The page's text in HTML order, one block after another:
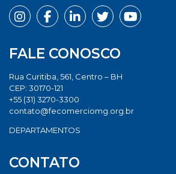
FALE CONOSCO
Rua Curitiba, 561, Centro – BH
CEP: 30170-121
+55 (31) 3270-3300
contato@fecomerciomg.org.br
DEPARTAMENTOS
CONTATO